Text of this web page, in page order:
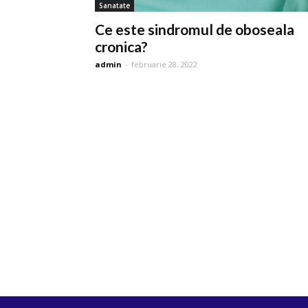
Sanatate
Ce este sindromul de oboseala
cronica?
admin - februarie 28, 2022